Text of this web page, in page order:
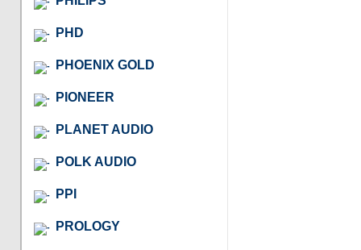
PHD
PHOENIX GOLD
PIONEER
PLANET AUDIO
POLK AUDIO
PPI
PROLOGY